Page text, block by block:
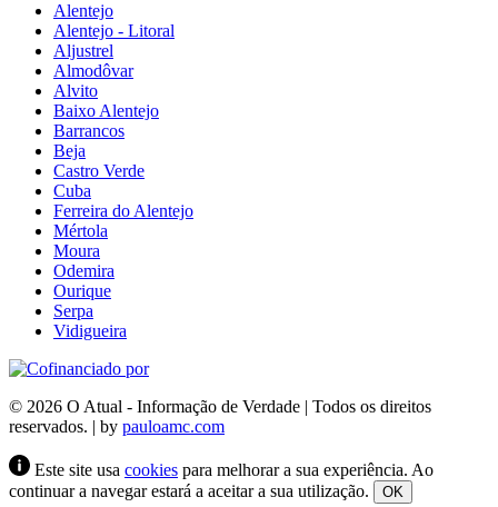
Alentejo
Alentejo - Litoral
Aljustrel
Almodôvar
Alvito
Baixo Alentejo
Barrancos
Beja
Castro Verde
Cuba
Ferreira do Alentejo
Mértola
Moura
Odemira
Ourique
Serpa
Vidigueira
© 2026 O Atual - Informação de Verdade | Todos os direitos
reservados. | by pauloamc.com
Este site usa cookies para melhorar a sua experiência. Ao
continuar a navegar estará a aceitar a sua utilização.
OK